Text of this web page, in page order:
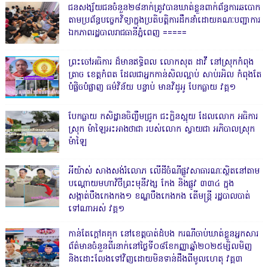
ជនសង្ស័យជនចំនួន២៨នាក់ត្រូវបានឃាត់ខ្លួនពាក់ព័ន្ធការឆបោក
តាមប្រព័ន្ធបច្ចេកវិទ្យាក្នុងប្រតិបត្តិការដឹកនាំដោយគណៈបញ្ជាការ
ឯកភាពរដ្ឋបាលរាជធានីភ្នំពេញ ‎=====
ព្រះចៅអធិការ ដ៏មានឥទ្ធិពល លោកសុត ដាវី នៅស្រុកកំពុង
ត្រាច ខេត្តកំពត ដែលជាអ្នកកាន់សិលល្អាប់ សាប់រអិល កំពុងតែ
បំផ្លិចបំផ្លាញ ធម៌វិន័យ បន្ទាប់ មានវិដូអូ បែកធ្លាយ វគ្គ១
បែកធ្លាយ កសិដ្ឋានចិញ្ចឹមជ្រូក ជះក្លិនស្អុយ ដែលលោក អធិការ
ស្រុក ម៉ាឡៃអះអាងថាជា របស់លោក ស្វាយជា អភិបាលស្រុក
ម៉ាឡៃ
អីយ៉ាស់ សាងសង់រំលោភ លើដីចំណីផ្លូវសាធារណៈស្ថិតនៅតាម
បណ្ដោយមហាវិថីព្រះមុនីវង្ស កែង និងផ្លូវ ៣៣៤ ក្នុង
សង្កាត់បឹងកេងកង១ ខណ្ឌបឹងកេងកង តើមន្ត្រី រដ្ឋបាលបាត់
ទៅណាអស់ វគ្គ១
កាន់តែក្តៅគគុក នៅខេត្តបាត់ដំបង ករណីចាប់ឃាត់ខ្លួនអ្នកសារ
ព័ត៌មានចំនួនពីរនាក់នៅថ្ងៃទី០៨ខែកញ្ញាឆ្នាំ២០២៥ម្សិលមិញ
និងដោះលែងទៅវិញដោយមិនទាន់ដឹងពីមូលហេតុ វគ្គ៣